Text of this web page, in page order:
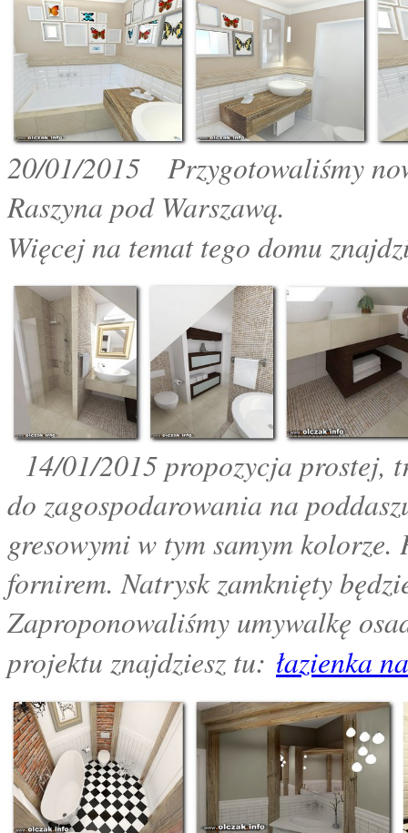
20/01/2015 Przygotowaliśmy
Raszyna pod Warszawą.
Więcej na temat tego domu
14/01/2015 propozycja prostej,
do zagospodarowania na
gresowymi w tym samym
fornirem. Natrysk zamknięty
Zaproponowaliśmy umywalkę
projektu znajdziesz tu: łazienka